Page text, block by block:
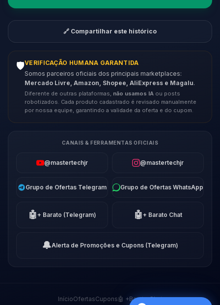
🔗 Compartilhar este histórico
🛡️VERIFICAÇÃO HUMANA GARANTIDA
Somos parceiros oficiais dos principais marketplaces:
Mercado Livre, Amazon, Shopee, AliExpress e Magalu.
Diferente de outras plataformas, não usamos IA ou posts
robotizados. Cada produto cadastrado é revisado manualmente
por nossa equipe, garantindo a validade da oferta e do cupom.
CANAIS & FERRAMENTAS OFICIAIS
@mastertechjr @mastertechjr
Grupo de Ofertas Telegram Grupo de Ofertas WhatsApp
🤖+ Barato (Telegram) 🤖+ Barato Chat
🔔Alerta de Promoções e Cupons (Telegram)
InícioOfertasCupons🤖 +Barato Chat